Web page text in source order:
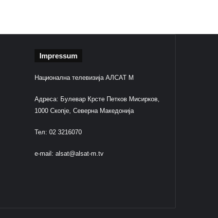
Impressum
Национална телевизија АЛСАТ М
Адреса: Булевар Крсте Петков Мисирков,
1000 Скопје, Северна Македонија
Тел: 02 3216070
e-mail: alsat@alsat-m.tv